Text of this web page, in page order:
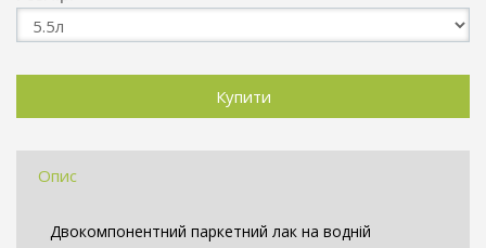
Опис
Двокомпонентний паркетний лак на водній